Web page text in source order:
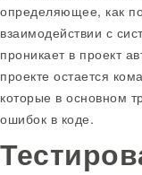
определяющее, как
взаимодействии с
проникает в проект
проекте остается
которые в основном
ошибок в коде.